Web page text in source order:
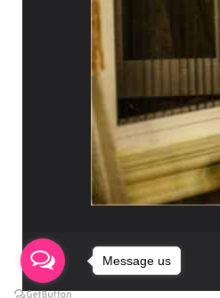
Message us